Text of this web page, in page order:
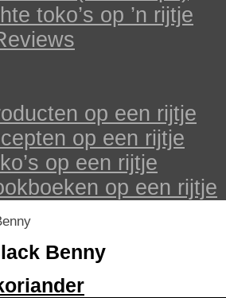
toko’s op ’n rijtje
op een rijtje
op een rijtje
op een rijtje
op een rijtje
Benny